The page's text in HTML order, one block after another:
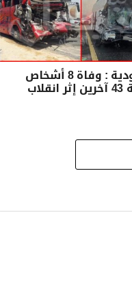
السعودية : وفاة 8 أشخاص
وإصابة 43 آخرين إثر انقلاب